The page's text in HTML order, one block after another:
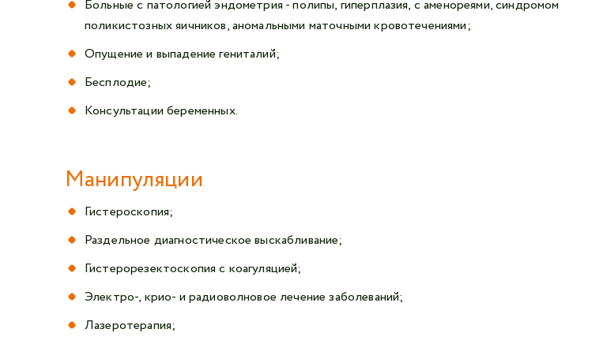
Больные с патологией эндометрия - полипы, гиперплазия, с аменореями, синдромом
поликистозных яичников, аномальными маточными кровотечениями;
Опущение и выпадение гениталий;
Бесплодие;
Консультации беременных.
Манипуляции
Гистероскопия;
Раздельное диагностическое выскабливание;
Гистерорезектоскопия с коагуляцией;
Электро-, крио- и радиоволновое лечение заболеваний;
Лазеротерапия;